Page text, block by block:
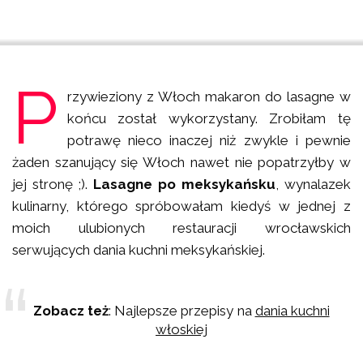
P
rzywieziony z Włoch makaron do lasagne w
końcu został wykorzystany. Zrobiłam tę
potrawę nieco inaczej niż zwykle i pewnie
żaden szanujący się Włoch nawet nie popatrzyłby w
jej stronę ;). Lasagne po meksykańsku, wynalazek
kulinarny, którego spróbowałam kiedyś w jednej z
moich ulubionych restauracji wrocławskich
serwujących dania kuchni meksykańskiej.
Zobacz też: Najlepsze przepisy na dania kuchni
włoskiej